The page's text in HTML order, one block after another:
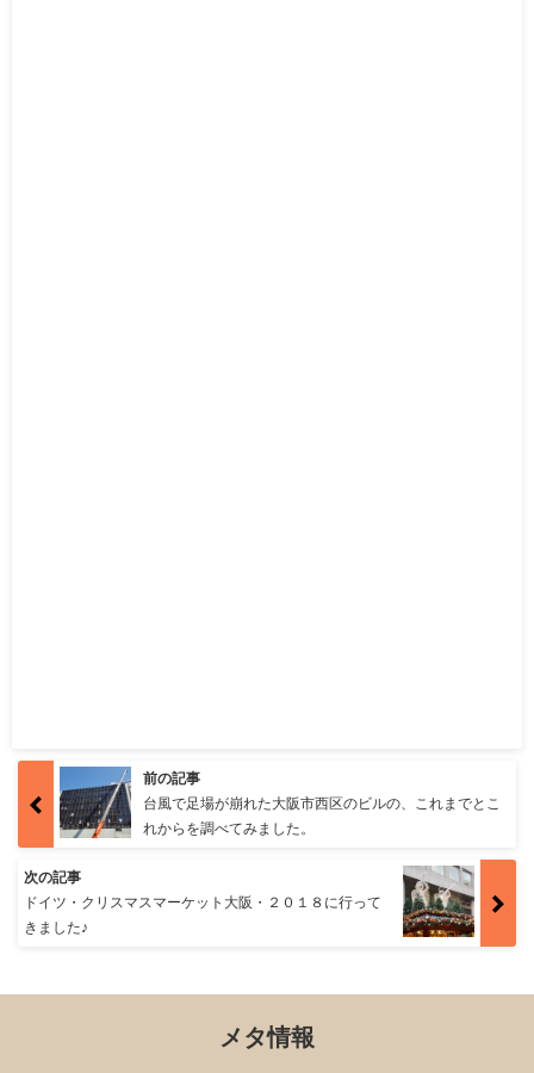
前の記事
台風で足場が崩れた大阪市西区のビルの、これまでとこ
れからを調べてみました。
次の記事
ドイツ・クリスマスマーケット大阪・２０１８に行って
きました♪
メタ情報